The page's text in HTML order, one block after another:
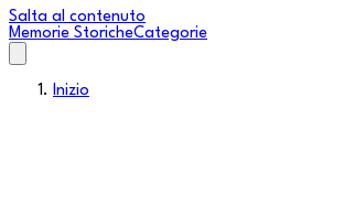
Salta al contenuto
Memorie StoricheCategorie
Inizio